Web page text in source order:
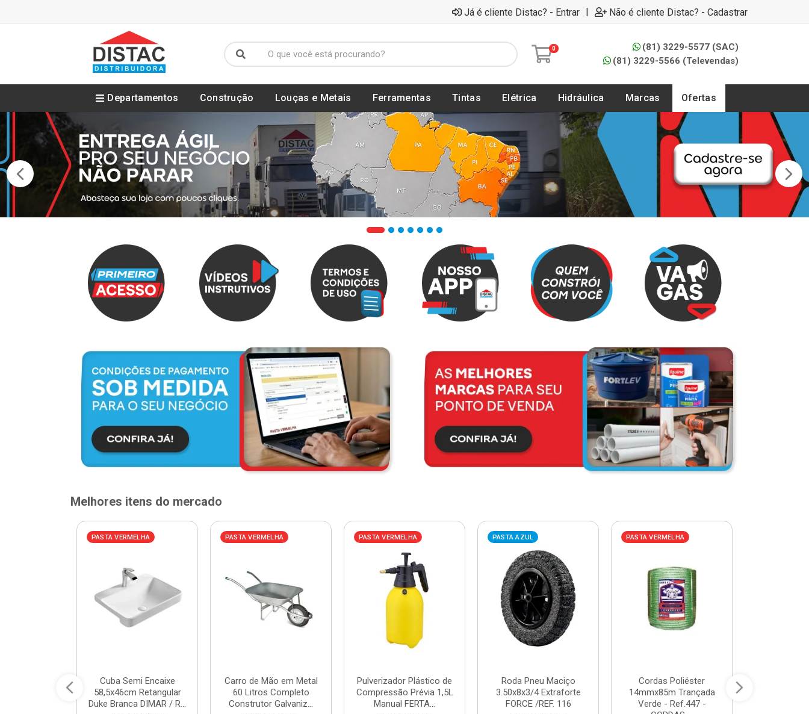
Já é cliente Distac? - Entrar | Não é cliente Distac? - Cadastrar
0
(81) 3229-5577 (SAC)
(81) 3229-5566 (Televendas)
Departamentos Construção Louças e Metais Ferramentas Tintas Elétrica Hidráulica Marcas Ofertas
Melhores itens do mercado
PASTA VERMELHA
Cuba Semi Encaixe
58,5x46cm Retangular
Duke Branca DIMAR / R...
PASTA VERMELHA
Carro de Mão em Metal
60 Litros Completo
Construtor Galvaniz...
PASTA VERMELHA
Pulverizador Plástico de
Compressão Prévia 1,5L
Manual FERTA...
PASTA AZUL
Roda Pneu Maciço
3.50x8x3/4 Extraforte
FORCE /REF. 116
PASTA VERMELHA
Cordas Poliéster
14mmx85m Trançada
Verde - Ref.447 -